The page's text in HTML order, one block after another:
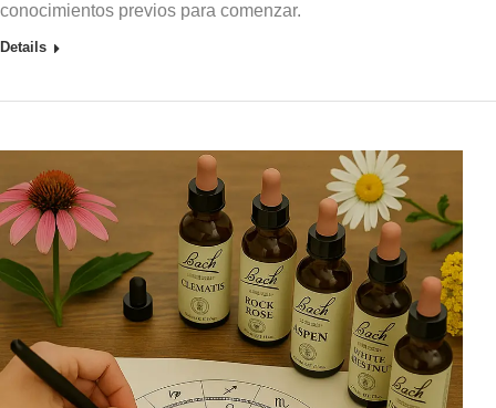
conocimientos previos para comenzar.
Details